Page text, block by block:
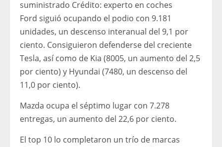
suministrado Crédito: experto en coches
Ford siguió ocupando el podio con 9.181
unidades, un descenso interanual del 9,1 por
ciento. Consiguieron defenderse del creciente
Tesla, así como de Kia (8005, un aumento del 2,5
por ciento) y Hyundai (7480, un descenso del
11,0 por ciento).
Mazda ocupa el séptimo lugar con 7.278
entregas, un aumento del 22,6 por ciento.
El top 10 lo completaron un trío de marcas